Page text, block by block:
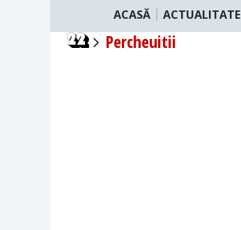
ACASĂ ACTUALITATE
Percheuitii